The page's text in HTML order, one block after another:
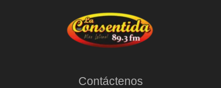
Contáctenos